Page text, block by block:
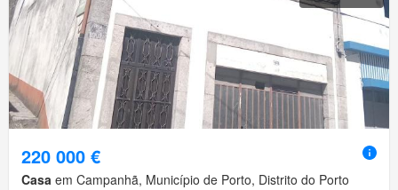
220 000 €
Casa em Campanhã, Município de Porto, Distrito do Porto